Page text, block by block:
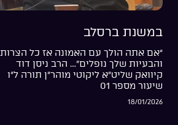
במשנת ברסלב
“אם אתה הולך עם האמונה אז כל הצרות
והבעיות שלך נופלים”… הרב ניסן דוד
קיוואק שליט”א ליקוטי מוהר”ן תורה ל”ו
שיעור מספר 01
18/01/2026